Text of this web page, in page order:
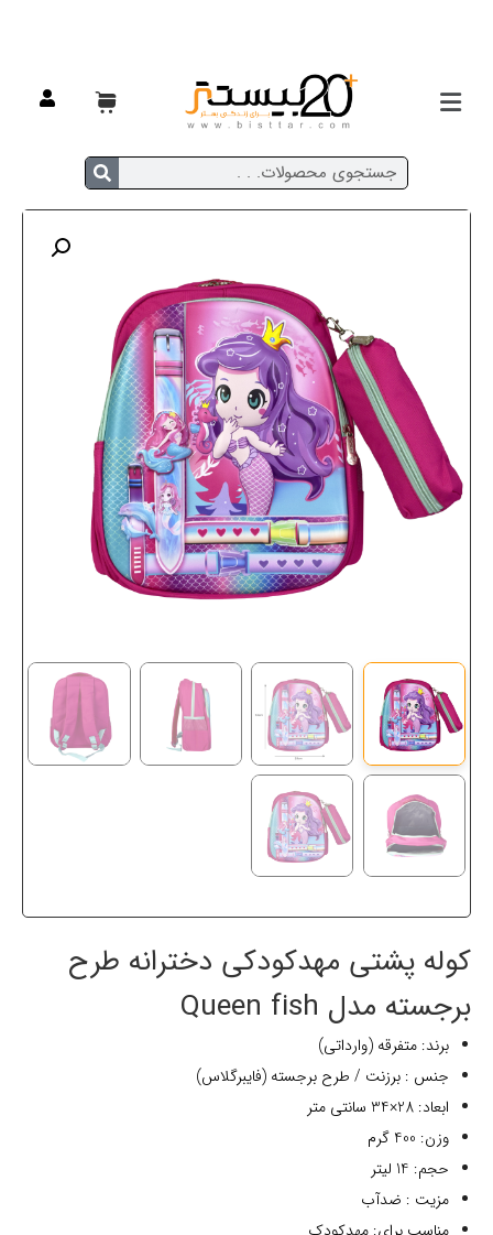
کوله پشتی مهدکودکی دخترانه طرح
برجسته مدل Queen fish
برند: متفرقه (وارداتی)
جنس : برزنت / طرح برجسته (فایبرگلاس)
ابعاد: 28×34 سانتی متر
وزن: 400 گرم
حجم: 14 لیتر
مزیت : ضدآب